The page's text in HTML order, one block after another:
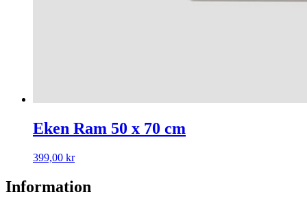
Eken Ram 50 x 70 cm
399,00 kr
Information